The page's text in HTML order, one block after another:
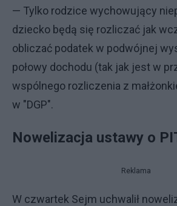
— Tylko rodzice wychowujący
dziecko będą się rozliczać jak
obliczać podatek w podwójnej
połowy dochodu (tak jak jest w
wspólnego rozliczenia z
w "DGP".
Nowelizacja ustawy o
Reklama
W czwartek Sejm uchwalił